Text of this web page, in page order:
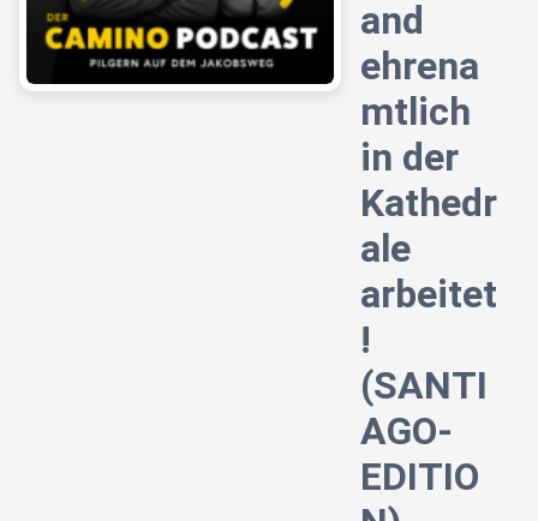
and
ehrena
mtlich
in der
Kathedr
ale
arbeitet
!
(SANTI
AGO-
EDITIO